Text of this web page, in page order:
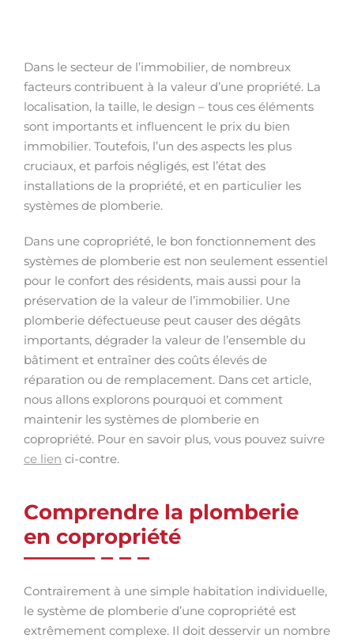
Dans le secteur de l’immobilier, de nombreux
facteurs contribuent à la valeur d’une propriété. La
localisation, la taille, le design – tous ces éléments
sont importants et influencent le prix du bien
immobilier. Toutefois, l’un des aspects les plus
cruciaux, et parfois négligés, est l’état des
installations de la propriété, et en particulier les
systèmes de plomberie.
Dans une copropriété, le bon fonctionnement des
systèmes de plomberie est non seulement essentiel
pour le confort des résidents, mais aussi pour la
préservation de la valeur de l’immobilier. Une
plomberie défectueuse peut causer des dégâts
importants, dégrader la valeur de l’ensemble du
bâtiment et entraîner des coûts élevés de
réparation ou de remplacement. Dans cet article,
nous allons explorons pourquoi et comment
maintenir les systèmes de plomberie en
copropriété. Pour en savoir plus, vous pouvez suivre
ce lien ci-contre.
Comprendre la plomberie
en copropriété
Contrairement à une simple habitation individuelle,
le système de plomberie d’une copropriété est
extrêmement complexe. Il doit desservir un nombre